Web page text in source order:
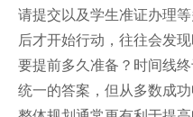
请提交以及学生准证办理
后才开始行动，往往会发
要提前多久准备？时间线
统一的答案，但从多数成